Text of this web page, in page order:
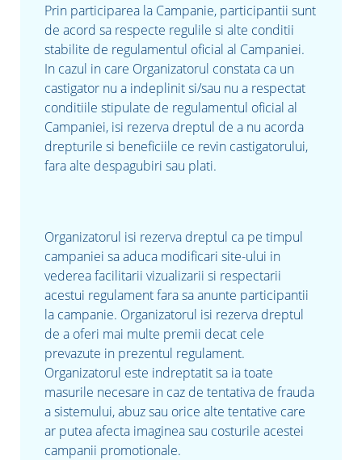
Prin participarea la Campanie, participantii sunt
de acord sa respecte regulile si alte conditii
stabilite de regulamentul oficial al Campaniei.
In cazul in care Organizatorul constata ca un
castigator nu a indeplinit si/sau nu a respectat
conditiile stipulate de regulamentul oficial al
Campaniei, isi rezerva dreptul de a nu acorda
drepturile si beneficiile ce revin castigatorului,
fara alte despagubiri sau plati.
Organizatorul isi rezerva dreptul ca pe timpul
campaniei sa aduca modificari site-ului in
vederea facilitarii vizualizarii si respectarii
acestui regulament fara sa anunte participantii
la campanie. Organizatorul isi rezerva dreptul
de a oferi mai multe premii decat cele
prevazute in prezentul regulament.
Organizatorul este indreptatit sa ia toate
masurile necesare in caz de tentativa de frauda
a sistemului, abuz sau orice alte tentative care
ar putea afecta imaginea sau costurile acestei
campanii promotionale.